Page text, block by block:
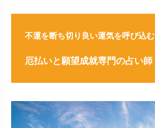
不運を断ち切り良い運気を呼び込む
厄払いと願望成就専門の占い師